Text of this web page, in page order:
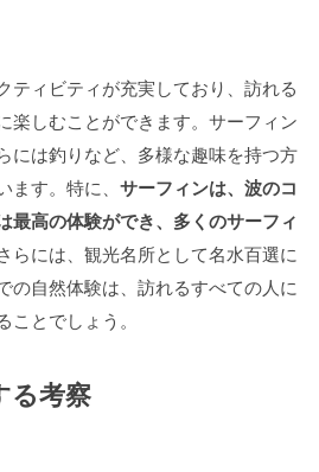
ティビティが充実しており、訪れる
楽しむことができます。サーフィン
には釣りなど、多様な趣味を持つ方
す。特に、 サーフィンは、波のコ
最高の体験ができ、多くのサーフィ
らには、観光名所として名水百選に
の自然体験は、訪れるすべての人に
とでしょう。
る考察